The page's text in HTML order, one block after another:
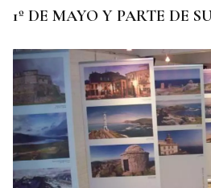
1º DE MAYO Y PARTE DE